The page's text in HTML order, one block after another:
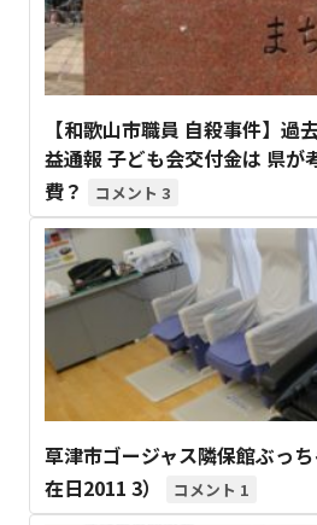
【和歌山市職員 自殺事件】過
益通報 子ども会交付金は 県が
費？
3
草津市ゴージャス隣保館ぶっ
在日2011 3）
1